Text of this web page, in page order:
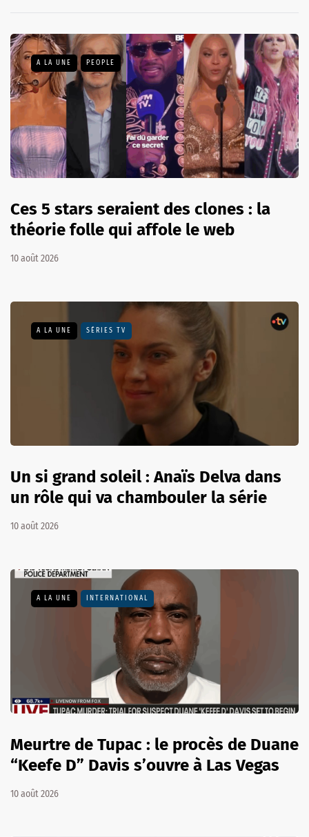
A LA UNE PEOPLE
Ces 5 stars seraient des clones : la
théorie folle qui affole le web
10 août 2026
A LA UNE SÉRIES TV
Un si grand soleil : Anaïs Delva dans
un rôle qui va chambouler la série
10 août 2026
A LA UNE INTERNATIONAL
Meurtre de Tupac : le procès de Duane
“Keefe D” Davis s’ouvre à Las Vegas
10 août 2026